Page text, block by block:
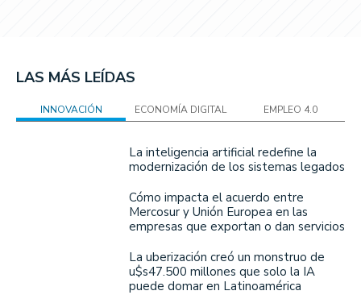
LAS MÁS LEÍDAS
INNOVACIÓN ECONOMÍA DIGITAL EMPLEO 4.0
La inteligencia artificial redefine la
modernización de los sistemas legados
Cómo impacta el acuerdo entre
Mercosur y Unión Europea en las
empresas que exportan o dan servicios
La uberización creó un monstruo de
u$s47.500 millones que solo la IA
puede domar en Latinoamérica